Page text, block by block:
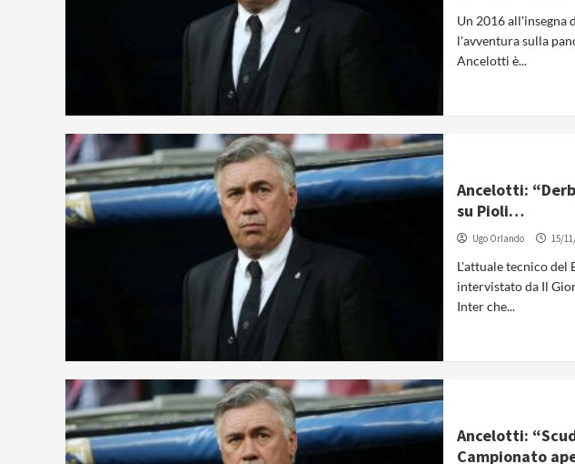
Un 2016 all'insegna
l'avventura sulla
Ancelotti è...
Ancelotti:
su Pioli…
Ugo Orlando 15/
L'attuale tecnico del
intervistato da Il
Inter che...
Ancelotti:
Campionato